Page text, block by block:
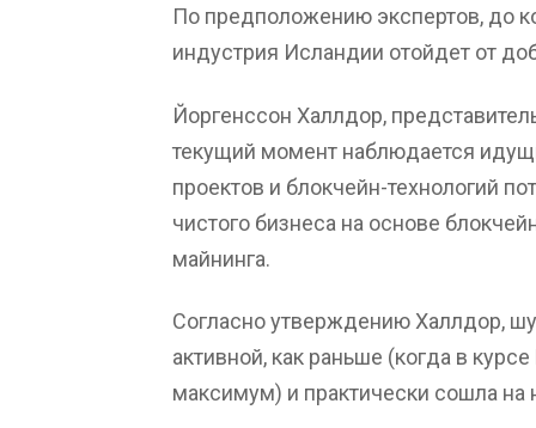
По предположению экспертов, до
индустрия Исландии отойдет от
Йоргенссон Халлдор,
текущий момент наблюдается
проектов и блокчейн-технологий
чистого бизнеса на основе
майнинга.
Согласно утверждению Халлдор,
активной, как раньше (когда в
максимум) и практически сошла на